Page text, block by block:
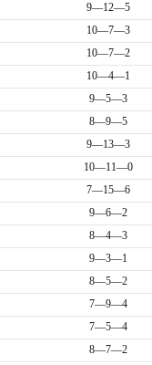
9—12—5
10—7—3
10—7—2
10—4—1
9—5—3
8—9—5
9—13—3
10—11—0
7—15—6
9—6—2
8—4—3
9—3—1
8—5—2
7—9—4
7—5—4
8—7—2